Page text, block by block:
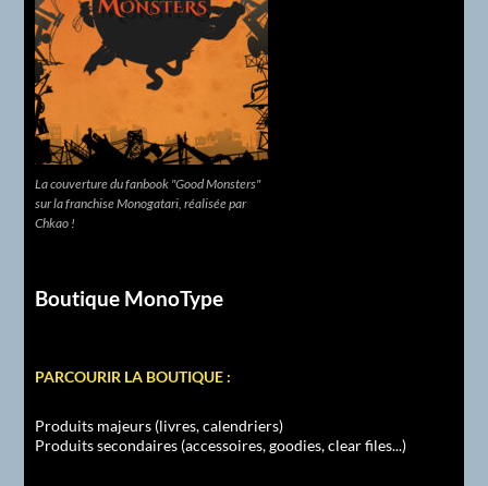
La couverture du fanbook "Good Monsters"
sur la franchise Monogatari, réalisée par
Chkao !
Boutique MonoType
PARCOURIR LA BOUTIQUE :
Produits majeurs (livres, calendriers)
Produits secondaires (accessoires, goodies, clear files...)